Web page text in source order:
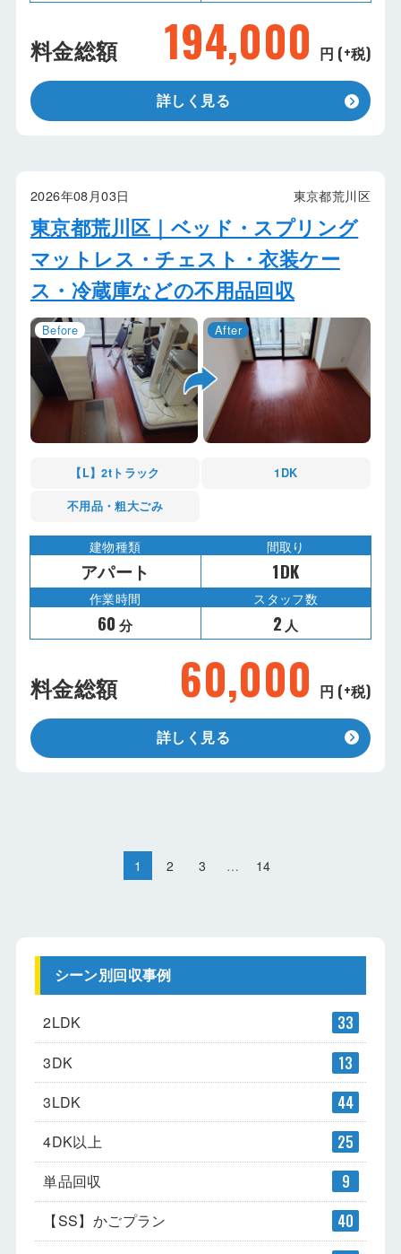
料金総額 194,000 円 (+税)
詳しく見る
2026年08月03日 東京都荒川区
東京都荒川区｜ベッド・スプリング
マットレス・チェスト・衣装ケー
ス・冷蔵庫などの不用品回収
【L】2tトラック 1DK
不用品・粗大ごみ
建物種類
アパート
間取り
1DK
作業時間
60 分
スタッフ数
2 人
料金総額 60,000 円 (+税)
詳しく見る
1 2 3 … 14
シーン別回収事例
2LDK 33
3DK 13
3LDK 44
4DK以上 25
単品回収 9
【SS】かごプラン 40